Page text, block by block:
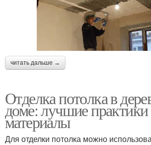
читать дальше →
Отделка потолка в
доме: лучшие
материалы
Для отделки потолка можно